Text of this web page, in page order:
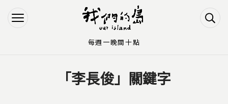
Jump to Navigation
Jump to Main content
「李長俊」關鍵字
每週一晚間十點